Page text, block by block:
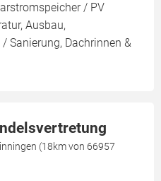
/ PV
Ausbau,
Sanierung, Dachrinnen &
(18km von 66957